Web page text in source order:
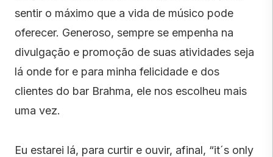
sentir o máximo que a vida de músico pode
oferecer. Generoso, sempre se empenha na
divulgação e promoção de suas atividades seja
lá onde for e para minha felicidade e dos
clientes do bar Brahma, ele nos escolheu mais
uma vez.
Eu estarei lá, para curtir e ouvir, afinal, “it´s only